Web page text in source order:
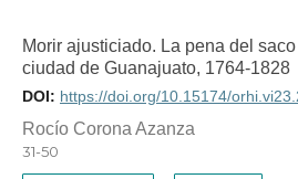
Morir ajusticiado. La pena del
ciudad de Guanajuato, 1764-1828
DOI: https://doi.org/10.15174/
Rocío Corona Azanza
31-50